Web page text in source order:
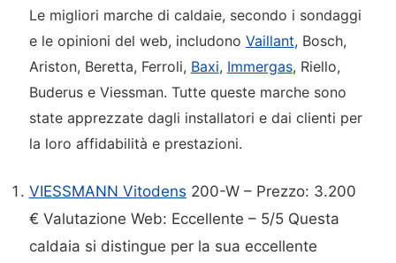
Le migliori marche di caldaie, secondo i sondaggi
e le opinioni del web, includono Vaillant, Bosch,
Ariston, Beretta, Ferroli, Baxi, Immergas, Riello,
Buderus e Viessman. Tutte queste marche sono
state apprezzate dagli installatori e dai clienti per
la loro affidabilità e prestazioni.
VIESSMANN Vitodens 200-W – Prezzo: 3.200
€ Valutazione Web: Eccellente – 5/5 Questa
caldaia si distingue per la sua eccellente